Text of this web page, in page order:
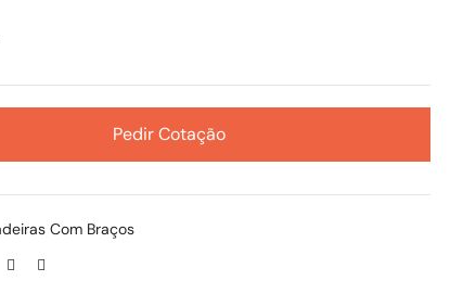
Pedir Cotação
Com Braços